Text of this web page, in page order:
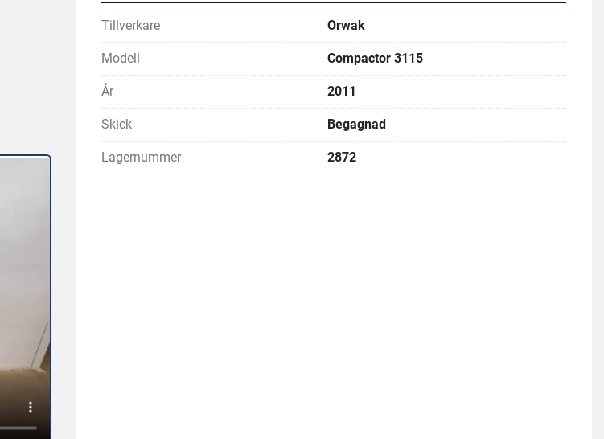
Tillverkare Orwak
Modell Compactor 3115
År 2011
Skick Begagnad
Lagernummer 2872